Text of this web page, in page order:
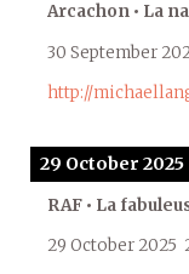
Arcachon • La
30 September
http://
29 October 2025
RAF • La
29 October 2025